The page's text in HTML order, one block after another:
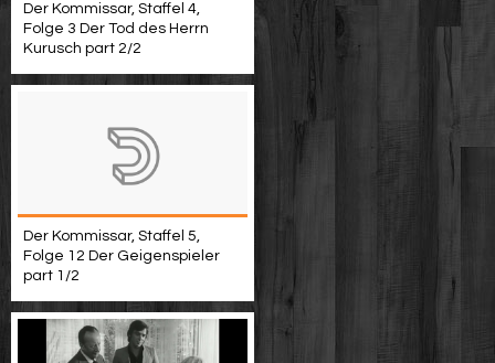
Der Kommissar, Staffel 4,
Folge 3 Der Tod des Herrn
Kurusch part 2/2
Der Kommissar, Staffel 5,
Folge 12 Der Geigenspieler
part 1/2